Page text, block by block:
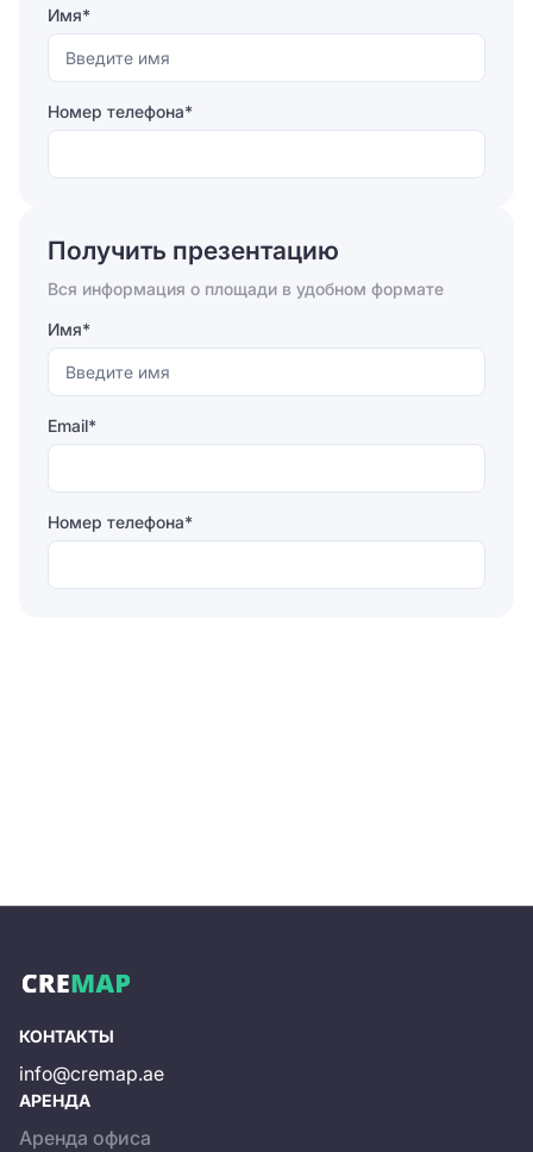
Имя*
Номер телефона*
Отправить
Получить презентацию
Вся информация о площади в удобном формате
Имя*
Email*
Номер телефона*
КОНТАКТЫ
info@cremap.ae
АРЕНДА
Аренда офиса